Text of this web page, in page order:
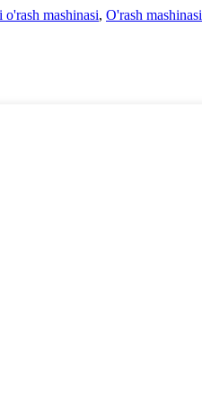
mashinasi, O'rash mashinasi